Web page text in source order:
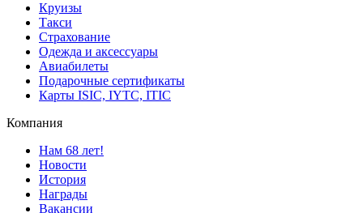
Круизы
Такси
Страхование
Одежда и аксессуары
Авиабилеты
Подарочные сертификаты
Карты ISIC, IYTC, ITIC
Компания
Нам 68 лет!
Новости
История
Награды
Вакансии